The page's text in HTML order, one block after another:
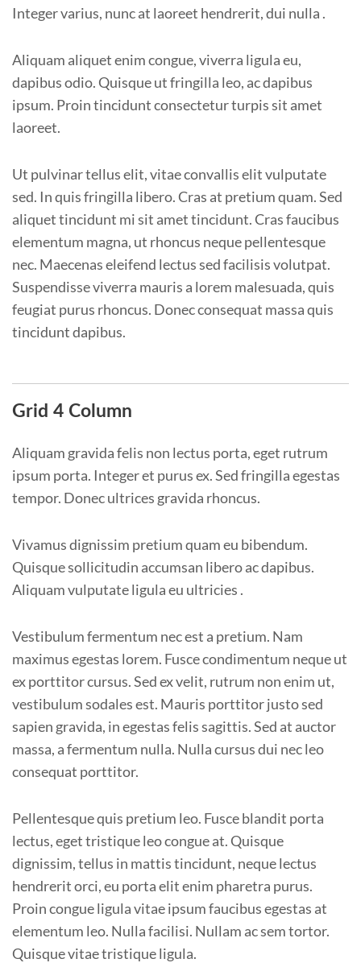
Integer varius, nunc at laoreet hendrerit, dui nulla .
Aliquam aliquet enim congue, viverra ligula eu,
dapibus odio. Quisque ut fringilla leo, ac dapibus
ipsum. Proin tincidunt consectetur turpis sit amet
laoreet.
Ut pulvinar tellus elit, vitae convallis elit vulputate
sed. In quis fringilla libero. Cras at pretium quam. Sed
aliquet tincidunt mi sit amet tincidunt. Cras faucibus
elementum magna, ut rhoncus neque pellentesque
nec. Maecenas eleifend lectus sed facilisis volutpat.
Suspendisse viverra mauris a lorem malesuada, quis
feugiat purus rhoncus. Donec consequat massa quis
tincidunt dapibus.
Grid 4 Column
Aliquam gravida felis non lectus porta, eget rutrum
ipsum porta. Integer et purus ex. Sed fringilla egestas
tempor. Donec ultrices gravida rhoncus.
Vivamus dignissim pretium quam eu bibendum.
Quisque sollicitudin accumsan libero ac dapibus.
Aliquam vulputate ligula eu ultricies .
Vestibulum fermentum nec est a pretium. Nam
maximus egestas lorem. Fusce condimentum neque ut
ex porttitor cursus. Sed ex velit, rutrum non enim ut,
vestibulum sodales est. Mauris porttitor justo sed
sapien gravida, in egestas felis sagittis. Sed at auctor
massa, a fermentum nulla. Nulla cursus dui nec leo
consequat porttitor.
Pellentesque quis pretium leo. Fusce blandit porta
lectus, eget tristique leo congue at. Quisque
dignissim, tellus in mattis tincidunt, neque lectus
hendrerit orci, eu porta elit enim pharetra purus.
Proin congue ligula vitae ipsum faucibus egestas at
elementum leo. Nulla facilisi. Nullam ac sem tortor.
Quisque vitae tristique ligula.